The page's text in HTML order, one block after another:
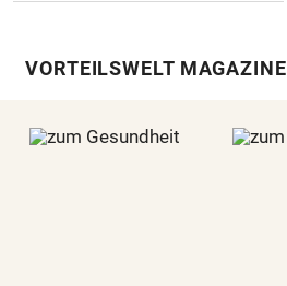
VORTEILSWELT MAGAZINE